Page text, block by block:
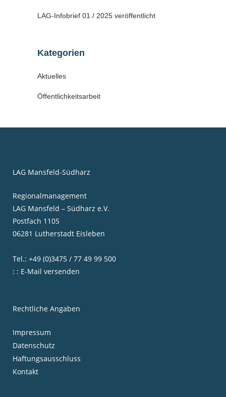
LAG-Infobrief 01 / 2025 veröffentlicht
Kategorien
Aktuelles
Öffentlichkeitsarbeit
LAG Mansfeld-Südharz
Regionalmanagement
LAG Mansfeld – Südharz e.V.
Postfach 1105
06281 Lutherstadt Eisleben
Tel.: +49 (0)3475 / 77 49 99 500
: : E-Mail versenden
Rechtliche Angaben
Impressum
Datenschutz
Haftungsausschluss
Kontakt